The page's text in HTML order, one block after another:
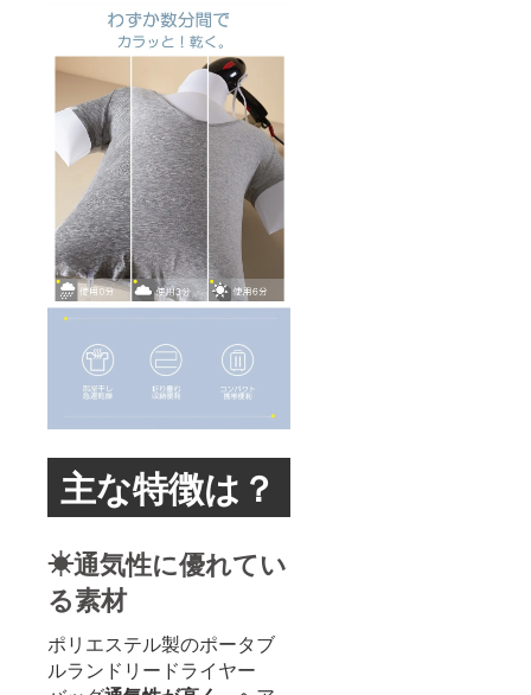
主な特徴は？
☀通気性に優れてい
る素材
ポリエステル製のポータブ
ルランドリードライヤー